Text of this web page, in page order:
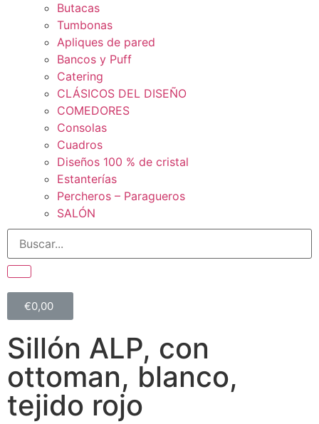
Butacas
Tumbonas
Apliques de pared
Bancos y Puff
Catering
CLÁSICOS DEL DISEÑO
COMEDORES
Consolas
Cuadros
Diseños 100 % de cristal
Estanterías
Percheros – Paragueros
SALÓN
€0,00
Sillón ALP, con
ottoman, blanco,
tejido rojo